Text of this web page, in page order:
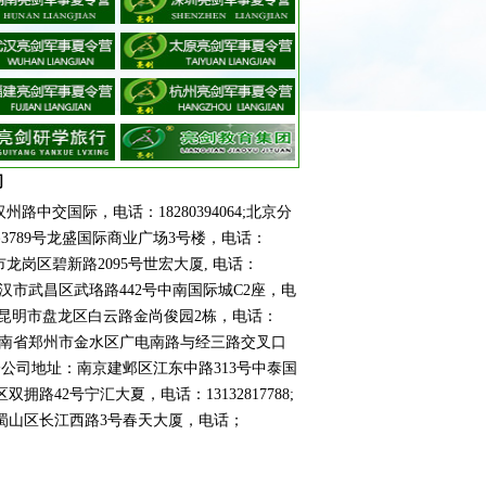
路中交国际，电话：18280394064;北京分
号龙盛国际商业广场3号楼，电话：
岗区碧新路2095号世宏大厦, 电话：
市武昌区武珞路442号中南国际城C2座，电
明市盘龙区白云路金尚俊园2栋，电话：
省郑州市金水区广电南路与经三路交叉口
司地址：南京建邺区江东中路313号中泰国
拥路42号宁汇大夏，电话：13132817788;
区长江西路3号春天大厦，电话；